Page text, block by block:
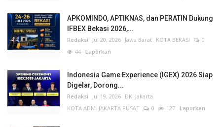
APKOMINDO, APTIKNAS, dan PERATIN Dukung
IFBEX Bekasi 2026,...
Redaksi Jul 20, 2026 Jawa Barat KOTA BEKASI
0
44 Laporkan
Indonesia Game Experience (IGEX) 2026 Siap
Digelar, Dorong...
Redaksi Jul 19, 2026 DKI Jakarta
KOTA ADM. JAKARTA PUSAT
0 127 Laporkan